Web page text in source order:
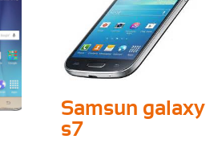
Samsun galaxy
s7